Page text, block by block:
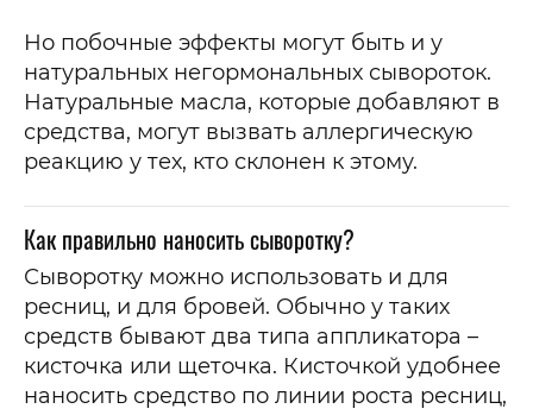
Но побочные эффекты могут быть и у
натуральных негормональных сывороток.
Натуральные масла, которые добавляют в
средства, могут вызвать аллергическую
реакцию у тех, кто склонен к этому.
Как правильно наносить сыворотку?
Сыворотку можно использовать и для
ресниц, и для бровей. Обычно у таких
средств бывают два типа аппликатора –
кисточка или щеточка. Кисточкой удобнее
наносить средство по линии роста ресниц,